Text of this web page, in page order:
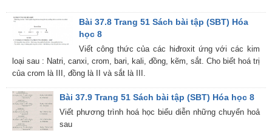
Bài 37.8 Trang 51 Sách bài tập (SBT) Hóa
học 8
Viết công thức của các hiđroxit ứng với các kim
loại sau : Natri, canxi, crom, bari, kali, đồng, kẽm, sắt. Cho biết hoá trị
của crom là III, đồng là II và sắt là III.
Bài 37.9 Trang 51 Sách bài tập (SBT) Hóa học 8
Viết phương trình hoá học biểu diễn những chuyển hoả
sau